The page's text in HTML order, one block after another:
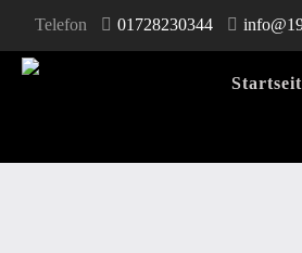
Telefon 01728230344